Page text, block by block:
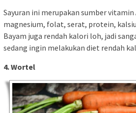
Sayuran ini merupakan sumber vitamin
magnesium, folat, serat, protein,
Bayam juga rendah kalori loh, jadi
sedang ingin melakukan diet rendah
4. Wortel